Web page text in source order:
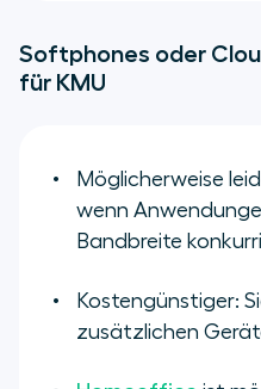
Softphones oder
für KMU
Möglicherweise
wenn
Bandbreite
Kostengünstiger:
zusätzlichen